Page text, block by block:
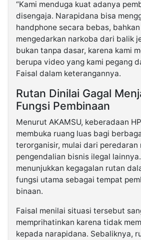
“Kami menduga kuat adanya
disengaja. Narapidana bisa
handphone secara bebas,
mengedarkan narkoba dari balik
bukan tanpa dasar, karena kami
berupa video yang kami pegang
Faisal dalam keterangannya.
Rutan Dinilai Gagal
Fungsi Pembinaan
Menurut AKAMSU, keberadaan
membuka ruang luas bagi
terorganisir, mulai dari peredaran
pengendalian bisnis ilegal
menunjukkan kegagalan rutan
fungsi utama sebagai tempat
binaan.
Faisal menilai situasi tersebut
memprihatinkan karena tidak
kepada narapidana. Sebaliknya,